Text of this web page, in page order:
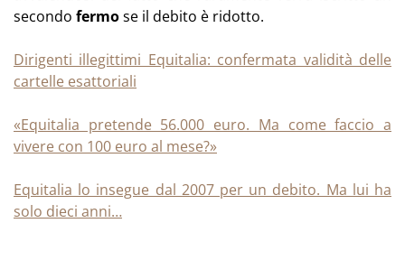
secondo fermose il debito è ridotto.
Dirigenti illegittimi Equitalia: confermata validità delle
cartelle esattoriali
«Equitalia pretende 56.000 euro. Ma come faccio a
vivere con 100 euro al mese?»
Equitalia lo insegue dal 2007 per un debito. Ma lui ha
solo dieci anni…